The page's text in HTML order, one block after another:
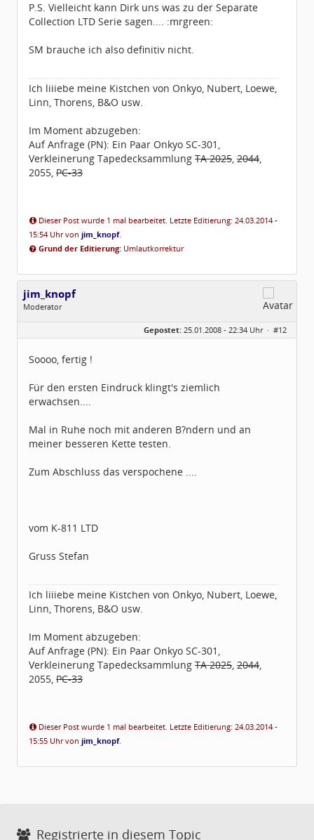
P.S. Vielleicht kann Dirk uns was zu der Separate
Collection LTD Serie sagen.... :mrgreen:
SM brauche ich also definitiv nicht.
Ich liiiebe meine Kistchen von Onkyo, Nubert, Loewe,
Linn, Thorens, B&O usw.
Im Moment abzugeben:
Auf Anfrage (PN): Ein Paar Onkyo SC-301,
Verkleinerung Tapedecksammlung TA 2025, 2044,
2055, PC-33
Dieser Post wurde 1 mal bearbeitet. Letzte Editierung: 24.03.2014 -
15:54 Uhr von jim_knopf.
Grund der Editierung: Umlautkorrektur
jim_knopf
Moderator
Beiträge:
1031
Gepostet: 25.01.2008 - 22:34 Uhr · #12
Soooo, fertig !
Für den ersten Eindruck klingt's ziemlich
erwachsen....
Mal in Ruhe noch mit anderen B?ndern und an
meiner besseren Kette testen.
Zum Abschluss das verspochene ....
vom K-811 LTD
Gruss Stefan
Ich liiiebe meine Kistchen von Onkyo, Nubert, Loewe,
Linn, Thorens, B&O usw.
Im Moment abzugeben:
Auf Anfrage (PN): Ein Paar Onkyo SC-301,
Verkleinerung Tapedecksammlung TA 2025, 2044,
2055, PC-33
Dieser Post wurde 1 mal bearbeitet. Letzte Editierung: 24.03.2014 -
15:55 Uhr von jim_knopf.
Registrierte in diesem Topic